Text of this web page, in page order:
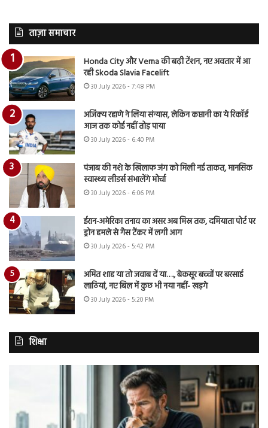
ताज़ा समाचार
Honda City और Verna की बढ़ी टेंशन, नए अवतार में आ
रही Skoda Slavia Facelift
30 July 2026 - 7:48 PM
अजिंक्य रहाणे ने लिया संन्यास, लेकिन कप्तानी का ये रिकॉर्ड
आज तक कोई नहीं तोड़ पाया
30 July 2026 - 6:40 PM
पंजाब की नशे के खिलाफ जंग को मिली नई ताकत, मानसिक
स्वास्थ्य लीडर्स संभालेंगे मोर्चा
30 July 2026 - 6:06 PM
ईरान-अमेरिका तनाव का असर अब मिस्र तक, दमियाता पोर्ट पर
ड्रोन हमले से गैस टैंकर में लगी आग
30 July 2026 - 5:42 PM
अमित शाह या तो जवाब दें या…., बेकसूर बच्चों पर बरसाई
लाठियां, नए बिल में कुछ भी नया नहीं- खड़गे
30 July 2026 - 5:20 PM
शिक्षा